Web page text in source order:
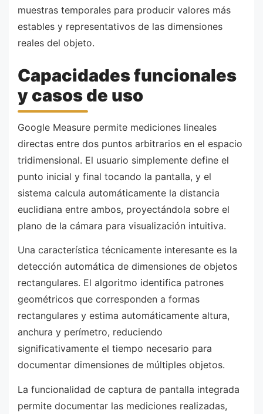
muestras temporales para producir valores más
estables y representativos de las dimensiones
reales del objeto.
Capacidades funcionales
y casos de uso
Google Measure permite mediciones lineales
directas entre dos puntos arbitrarios en el espacio
tridimensional. El usuario simplemente define el
punto inicial y final tocando la pantalla, y el
sistema calcula automáticamente la distancia
euclidiana entre ambos, proyectándola sobre el
plano de la cámara para visualización intuitiva.
Una característica técnicamente interesante es la
detección automática de dimensiones de objetos
rectangulares. El algoritmo identifica patrones
geométricos que corresponden a formas
rectangulares y estima automáticamente altura,
anchura y perímetro, reduciendo
significativamente el tiempo necesario para
documentar dimensiones de múltiples objetos.
La funcionalidad de captura de pantalla integrada
permite documentar las mediciones realizadas,